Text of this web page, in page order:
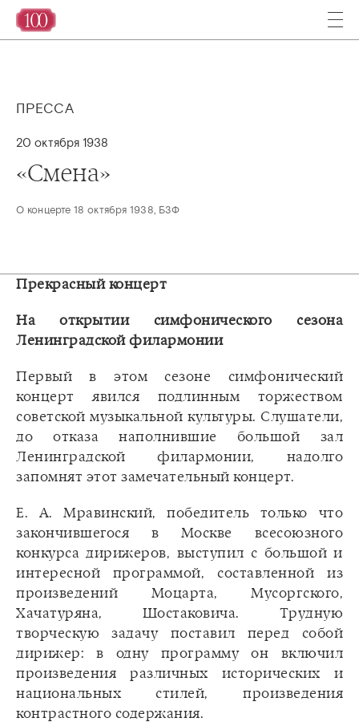
ПРЕССА
20 октября 1938
«Смена»
О концерте 18 октября 1938, БЗФ
Прекрасный концерт
На открытии симфонического сезона
Ленинградской филармонии
Первый в этом сезоне симфонический
концерт явился подлинным торжеством
советской музыкальной культуры. Слушатели,
до отказа наполнившие большой зал
Ленинградской филармонии, надолго
запомнят этот замечательный концерт.
Е. А. Мравинский, победитель только что
закончившегося в Москве всесоюзного
конкурса дирижеров, выступил с большой и
интересной программой, составленной из
произведений Моцарта, Мусоргского,
Хачатуряна, Шостаковича. Трудную
творческую задачу поставил перед собой
дирижер: в одну программу он включил
произведения различных исторических и
национальных стилей, произведения
контрастного содержания.